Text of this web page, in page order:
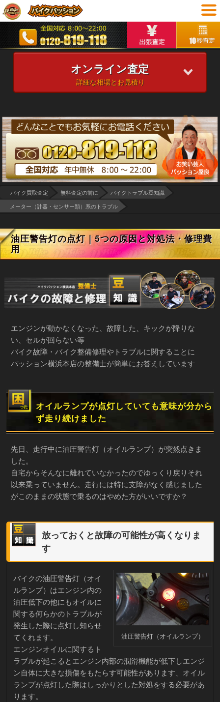
オンライン査定
詳細な相場とお見積り
バイク買取査定 無料査定の前に バイクトラブル豆知識
メーター（計器・センサー類）系のトラブル
油圧警告灯の点灯｜5つの原因と対処法・修理費
用
エンジンが動かなくなった、故障した、キックが降りな
い、セルが回らない等
バイク故障・バイク整備修理やトラブルに関することに
パッション横浜本店の整備士が簡単にお答えしています
オイルランプが点灯していても意味が分から
ず走り続けました
先日、走行中に油圧警告灯（オイルランプ）が突然点きま
した。
自宅からそんなに離れていなかったのでゆっくり戻りそれ
以来乗っていません。走行には特に支障がなく感じました
がこのままの状態で乗るのはやめた方がいいですか？
放っておくと故障の可能性が高くなりま
す
油圧警告灯（オイルランプ）
バイクの油圧警告灯（オイ
ルランプ）はエンジン内の
油圧低下の他にもオイルに
関する何らかのトラブルが
発生した際に点灯し知らせ
てくれます。
エンジンオイルに関するト
ラブルが起こるとエンジン内部の潤滑機能が低下しエンジ
ン自体に大きな損傷をもたらす可能性があります、オイル
ランプが点灯した際はしっかりとした対処をする必要があ
ります。